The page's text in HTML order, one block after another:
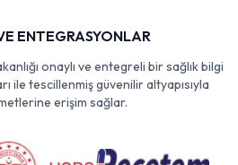
ENTEGRASYONLAR
onaylı ve entegreli bir sağlık bilgi
ile tescillenmiş güvenilir altyapısıyla
erişim sağlar.